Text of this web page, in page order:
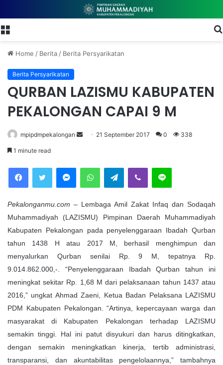
Home / Berita/ Berita Persyarikatan
Berita Persyarikatan
QURBAN LAZISMU KABUPATEN
PEKALONGAN CAPAI 9 M
mpipdmpekalongan
e
m
21 September 2017 0 338
1 minute read
Telegram
Pekalonganmu.com – Lembaga Amil Zakat Infaq dan Sodaqah
Muhammadiyah (LAZISMU) Pimpinan Daerah Muhammadiyah
Kabupaten Pekalongan pada penyelenggaraan Ibadah Qurban
tahun 1438 H atau 2017 M, berhasil menghimpun dan
menyalurkan Qurban senilai Rp. 9 M, tepatnya Rp.
9.014.862.000,-. “Penyelenggaraan Ibadah Qurban tahun ini
meningkat sekitar Rp. 1,68 M dari pelaksanaan tahun 1437 atau
2016,” ungkat Ahmad Zaeni, Ketua Badan Pelaksana LAZISMU
PDM Kabupaten Pekalongan. “Artinya, kepercayaan warga dan
masyarakat di Kabupaten Pekalongan terhadap LAZISMU
semakin tinggi. Hal ini patut disyukuri dan harus ditingkatkan,
dengan semakin meningkatkan kinerja, tertib administrasi,
transparansi, dan akuntabilitas pengelolaannya,” tambahnya